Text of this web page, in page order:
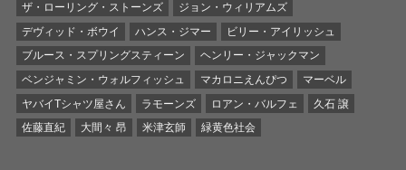
ザ・ローリング・ストーンズ
ジョン・ウィリアムズ
デヴィッド・ボウイ
ハンス・ジマー
ビリー・アイリッシュ
ブルース・スプリングスティーン
ヘンリー・ジャックマン
ベンジャミン・ウォルフィッシュ
マカロニえんぴつ
マーベル
ヤバイTシャツ屋さん
ラモーンズ ロアン・バルフェ
久石 譲
佐藤直紀
大間々 昂 米津玄師 緑黄色社会